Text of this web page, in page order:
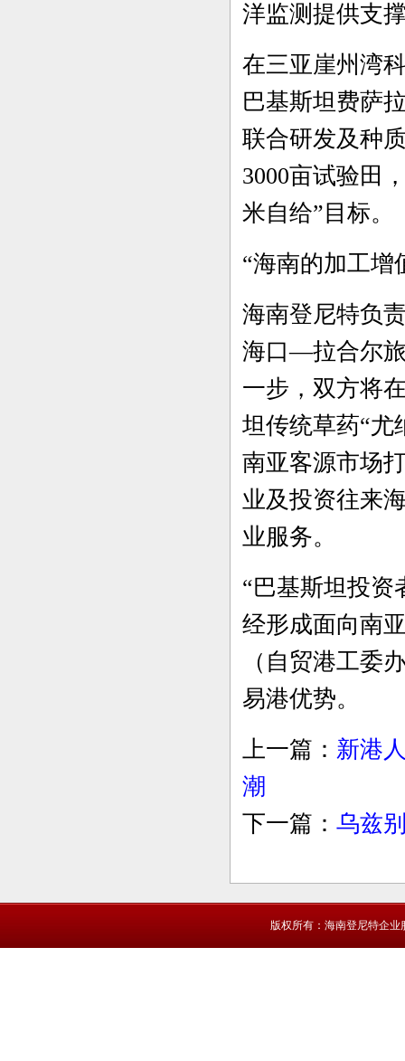
洋监测提供支
在三亚崖州湾
巴基斯坦费萨
联合研发及种
3000亩试验田
米自给”目标。
“海南的加工增
海南登尼特负
海口—拉合尔
一步，双方将
坦传统草药“尤
南亚客源市场
业及投资往来
业服务。
“巴基斯坦投资
经形成面向南
（自贸港工委
易港优势。
上一篇： 新港
潮
下一篇： 乌兹
版权所有：海南登尼特企业